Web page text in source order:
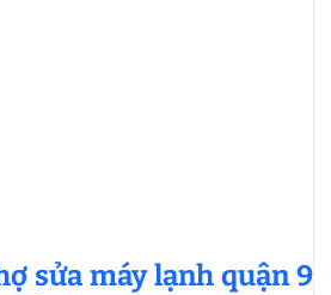
sửa máy lạnh quận 9